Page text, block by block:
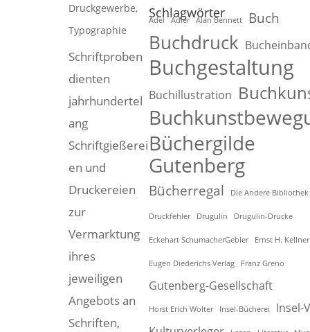
Druckgewerbe,
Typographie
Schriftproben
dienten
jahrhundertel
ang
Schriftgießerei
en und
Druckereien
zur
Vermarktung
ihres
jeweiligen
Angebots an
Schriften,
Schlagwörter
Adel Adler Alan Bennett Buch
Buchdruck
Buchgestaltung
Buchillustration
Büchergilde
Gutenberg
Bücherregal Die Andere Bibliothek
Druckfehler Drugulin Drugulin-Drucke
Eckehart SchumacherGebler Ernst H. Kellner
Eugen Diederichs Verlag Franz Greno
Gutenberg-Gesellschaft
Horst Erich Wolter Insel-Bücherei
Insel-